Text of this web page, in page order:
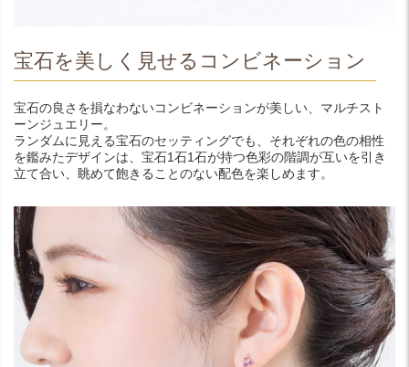
宝石を美しく見せるコンビネーション
宝石の良さを損なわないコンビネーションが美しい、マルチスト
ーンジュエリー。
ランダムに見える宝石のセッティングでも、それぞれの色の相性
を鑑みたデザインは、宝石1石1石が持つ色彩の階調が互いを引き
立て合い、眺めて飽きることのない配色を楽しめます。